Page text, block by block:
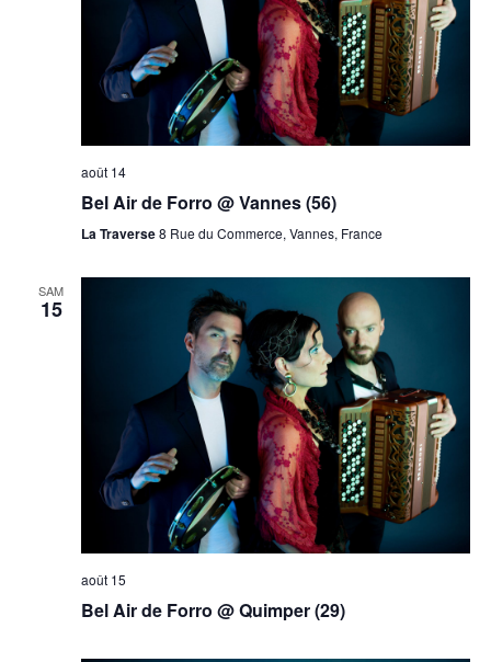
août 14
Bel Air de Forro @ Vannes (56)
La Traverse8 Rue du Commerce, Vannes, France
SAM
15
août 15
Bel Air de Forro @ Quimper (29)